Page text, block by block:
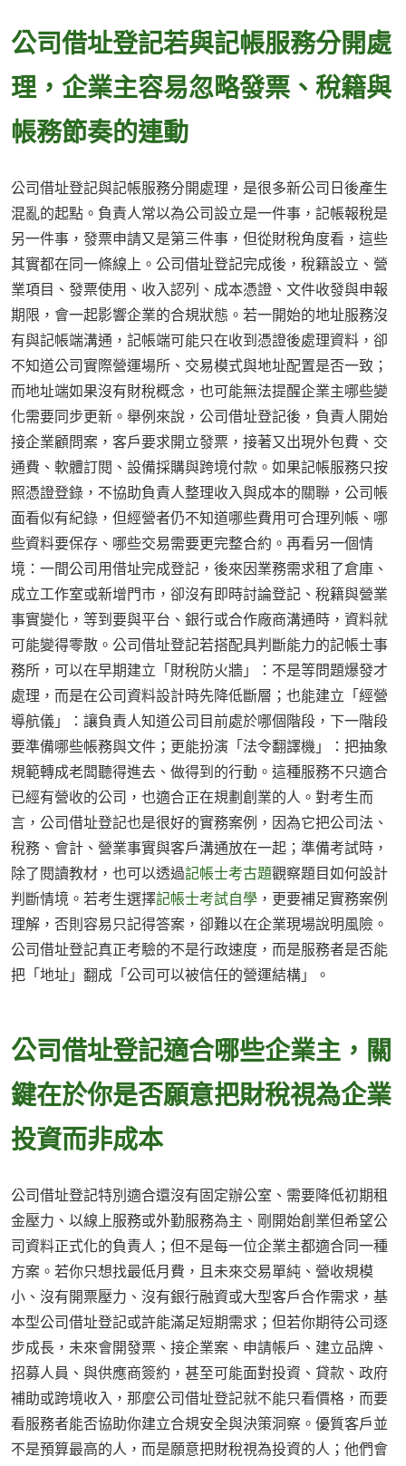
公司借址登記若與記帳服務分開處
理，企業主容易忽略發票、稅籍與
帳務節奏的連動
公司借址登記與記帳服務分開處理，是很多新公司日後產生
混亂的起點。負責人常以為公司設立是一件事，記帳報稅是
另一件事，發票申請又是第三件事，但從財稅角度看，這些
其實都在同一條線上。公司借址登記完成後，稅籍設立、營
業項目、發票使用、收入認列、成本憑證、文件收發與申報
期限，會一起影響企業的合規狀態。若一開始的地址服務沒
有與記帳端溝通，記帳端可能只在收到憑證後處理資料，卻
不知道公司實際營運場所、交易模式與地址配置是否一致；
而地址端如果沒有財稅概念，也可能無法提醒企業主哪些變
化需要同步更新。舉例來說，公司借址登記後，負責人開始
接企業顧問案，客戶要求開立發票，接著又出現外包費、交
通費、軟體訂閱、設備採購與跨境付款。如果記帳服務只按
照憑證登錄，不協助負責人整理收入與成本的關聯，公司帳
面看似有紀錄，但經營者仍不知道哪些費用可合理列帳、哪
些資料要保存、哪些交易需要更完整合約。再看另一個情
境：一間公司用借址完成登記，後來因業務需求租了倉庫、
成立工作室或新增門市，卻沒有即時討論登記、稅籍與營業
事實變化，等到要與平台、銀行或合作廠商溝通時，資料就
可能變得零散。公司借址登記若搭配具判斷能力的記帳士事
務所，可以在早期建立「財稅防火牆」：不是等問題爆發才
處理，而是在公司資料設計時先降低斷層；也能建立「經營
導航儀」：讓負責人知道公司目前處於哪個階段，下一階段
要準備哪些帳務與文件；更能扮演「法令翻譯機」：把抽象
規範轉成老闆聽得進去、做得到的行動。這種服務不只適合
已經有營收的公司，也適合正在規劃創業的人。對考生而
言，公司借址登記也是很好的實務案例，因為它把公司法、
稅務、會計、營業事實與客戶溝通放在一起；準備考試時，
除了閱讀教材，也可以透過記帳士考古題觀察題目如何設計
判斷情境。若考生選擇記帳士考試自學 ，更要補足實務案例
理解，否則容易只記得答案，卻難以在企業現場說明風險。
公司借址登記真正考驗的不是行政速度，而是服務者是否能
把「地址」翻成「公司可以被信任的營運結構」。
公司借址登記適合哪些企業主，關
鍵在於你是否願意把財稅視為企業
投資而非成本
公司借址登記特別適合還沒有固定辦公室、需要降低初期租
金壓力、以線上服務或外勤服務為主、剛開始創業但希望公
司資料正式化的負責人；但不是每一位企業主都適合同一種
方案。若你只想找最低月費，且未來交易單純、營收規模
小、沒有開票壓力、沒有銀行融資或大型客戶合作需求，基
本型公司借址登記或許能滿足短期需求；但若你期待公司逐
步成長，未來會開發票、接企業案、申請帳戶、建立品牌、
招募人員、與供應商簽約，甚至可能面對投資、貸款、政府
補助或跨境收入，那麼公司借址登記就不能只看價格，而要
看服務者能否協助你建立合規安全與決策洞察。優質客戶並
不是預算最高的人，而是願意把財稅視為投資的人；他們會